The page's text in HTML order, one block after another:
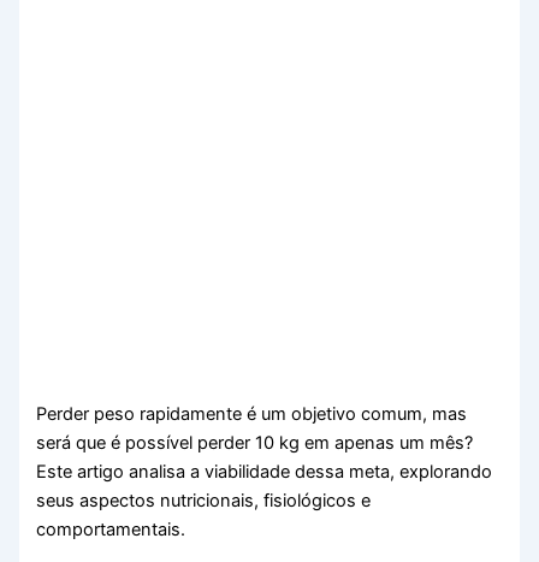
Perder peso rapidamente é um objetivo comum, mas
será que é possível perder 10 kg em apenas um mês?
Este artigo analisa a viabilidade dessa meta, explorando
seus aspectos nutricionais, fisiológicos e
comportamentais.